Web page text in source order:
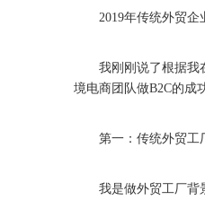
2019年传统外贸企
我刚刚说了根据我在
境电商团队做B2C的成
第一：传统外贸工
我是做外贸工厂背景